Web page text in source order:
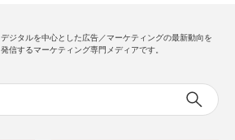
デジタルを中心とした広告／マーケティングの最新動向を
発信するマーケティング専門メディアです。